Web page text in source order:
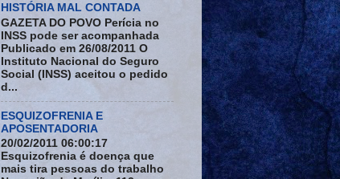
HISTÓRIA MAL CONTADA
GAZETA DO POVO Perícia no
INSS pode ser acompanhada
Publicado em 26/08/2011 O
Instituto Nacional do Seguro
Social (INSS) aceitou o pedido
d...
ESQUIZOFRENIA E
APOSENTADORIA
20/02/2011 06:00:17
Esquizofrenia é doença que
mais tira pessoas do trabalho